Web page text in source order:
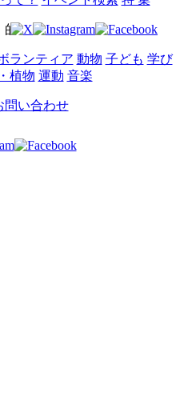
的
ランティア 動物 子ども 学び
植物 運動 音楽
問い合わせ